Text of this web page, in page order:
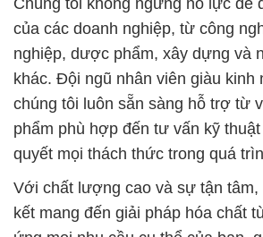
Chúng tôi không ngừng nỗ lực để
của các doanh nghiệp, từ công
nghiệp, dược phẩm, xây dựng và
khác. Đội ngũ nhân viên giàu kinh
chúng tôi luôn sẵn sàng hỗ trợ từ
phẩm phù hợp đến tư vấn kỹ
quyết mọi thách thức trong quá
Với chất lượng cao và sự tận tâm,
kết mang đến giải pháp hóa chất